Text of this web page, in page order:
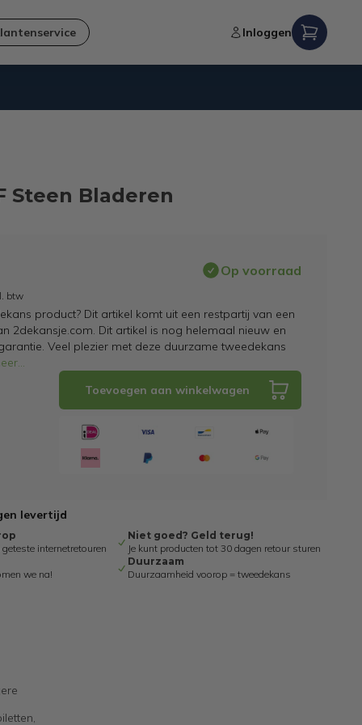
Inloggen
Steen Bladeren
Op voorraad
btw
product? Dit artikel komt uit een restpartij van een
2dekansje.com. Dit artikel is nog helemaal nieuw en
Veel plezier met deze duurzame tweedekans
...
Toevoegen aan winkelwagen
levertijd
internetretouren
Niet goed? Geld terug!
Je kunt producten tot 30 dagen retour sturen
we na!
Duurzaam
Duurzaamheid voorop = tweedekans